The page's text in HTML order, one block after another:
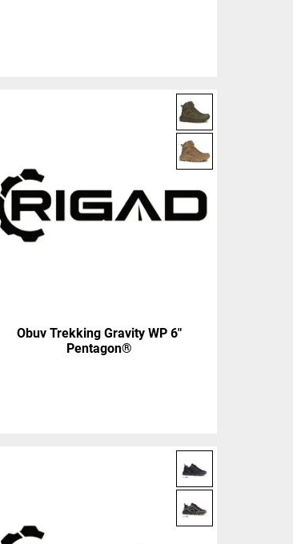
Obuv Trekking Gravity WP 6"
Pentagon®